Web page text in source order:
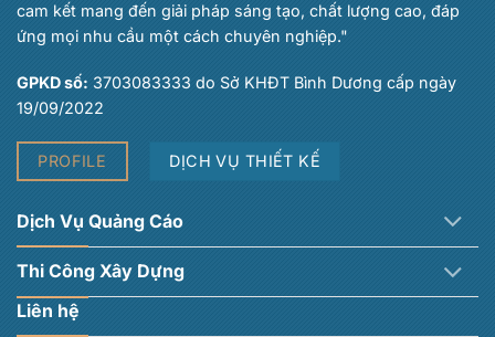
cam kết mang đến giải pháp sáng tạo, chất lượng cao, đáp
ứng mọi nhu cầu một cách chuyên nghiệp."
GPKD số: 3703083333 do Sở KHĐT Bình Dương cấp ngày
19/09/2022
PROFILE DỊCH VỤ THIẾT KẾ
Dịch Vụ Quảng Cáo
Thi Công Xây Dựng
Liên hệ